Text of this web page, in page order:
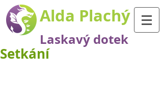
Laskavý dotek
Alda Plachý
Setkání